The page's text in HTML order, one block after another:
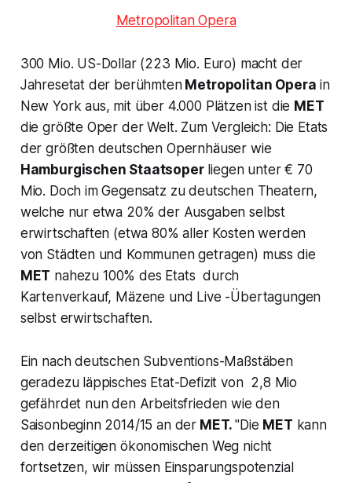
Metropolitan Opera
300 Mio. US-Dollar (223 Mio. Euro) macht der
Jahresetat der berühmtenMetropolitan Opera in
New York aus, mit über 4.000 Plätzen ist die MET
die größte Oper der Welt. Zum Vergleich: Die Etats
der größten deutschen Opernhäuser wie
Hamburgischen Staatsoperliegen unter € 70
Mio. Doch im Gegensatz zu deutschen Theatern,
welche nur etwa 20% der Ausgaben selbst
erwirtschaften (etwa 80% aller Kosten werden
von Städten und Kommunen getragen) muss die
MET nahezu 100% des Etats durch
Kartenverkauf, Mäzene und Live -Übertagungen
selbst erwirtschaften.
Ein nach deutschen Subventions-Maßstäben
geradezu läppisches Etat-Defizit von 2,8 Mio
gefährdet nun den Arbeitsfrieden wie den
Saisonbeginn 2014/15 an der MET."Die MET kann
den derzeitigen ökonomischen Weg nicht
fortsetzen, wir müssen Einsparungspotenzial